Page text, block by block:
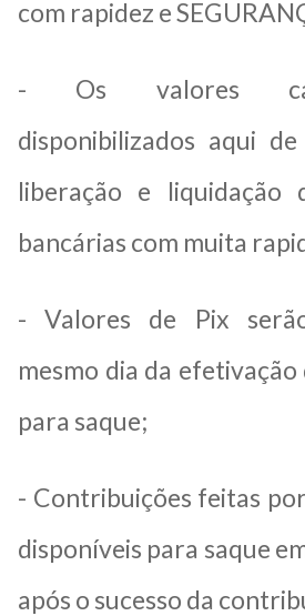
com rapidez e
- Os valores
disponibilizados aqui
liberação e liquidação
bancárias com muita
- Valores de Pix
mesmo dia da
para saque;
- Contribuições feitas
disponíveis para saque
após o sucesso da